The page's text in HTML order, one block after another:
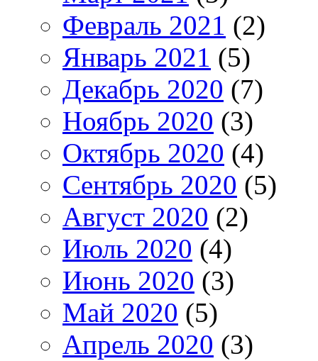
Февраль 2021 (2)
Январь 2021 (5)
Декабрь 2020 (7)
Ноябрь 2020 (3)
Октябрь 2020 (4)
Сентябрь 2020 (5)
Август 2020 (2)
Июль 2020 (4)
Июнь 2020 (3)
Май 2020 (5)
Апрель 2020 (3)